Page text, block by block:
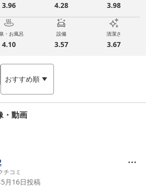
3.96 4.28 3.98
・お風呂
4.10
設備
3.57
清潔さ
3.67
おすすめ順
・動画
チコミ
月16日投稿